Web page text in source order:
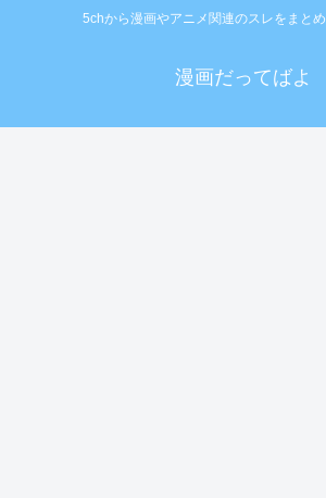
5chから漫画やアニメ関連のスレをまとめ
漫画だってばよ